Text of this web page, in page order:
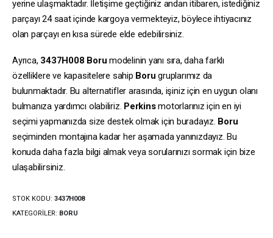
yerine ulaşmaktadır. İletişime geçtiğiniz andan itibaren, istediğiniz
parçayı 24 saat içinde kargoya vermekteyiz, böylece ihtiyacınız
olan parçayı en kısa sürede elde edebilirsiniz.
Ayrıca, 3437H008 Boru modelinin yanı sıra, daha farklı
özelliklere ve kapasitelere sahip Boru gruplarımız da
bulunmaktadır. Bu alternatifler arasında, işiniz için en uygun olanı
bulmanıza yardımcı olabiliriz. Perkinsmotorlarınız için en iyi
seçimi yapmanızda size destek olmak için buradayız. Boru
seçiminden montajına kadar her aşamada yanınızdayız. Bu
konuda daha fazla bilgi almak veya sorularınızı sormak için bize
ulaşabilirsiniz.
STOK KODU: 3437H008
KATEGORILER: BORU